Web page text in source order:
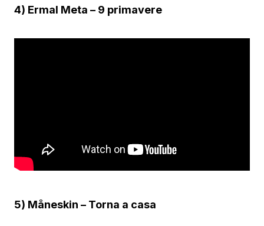
4) Ermal Meta – 9 primavere
5) Måneskin – Torna a casa